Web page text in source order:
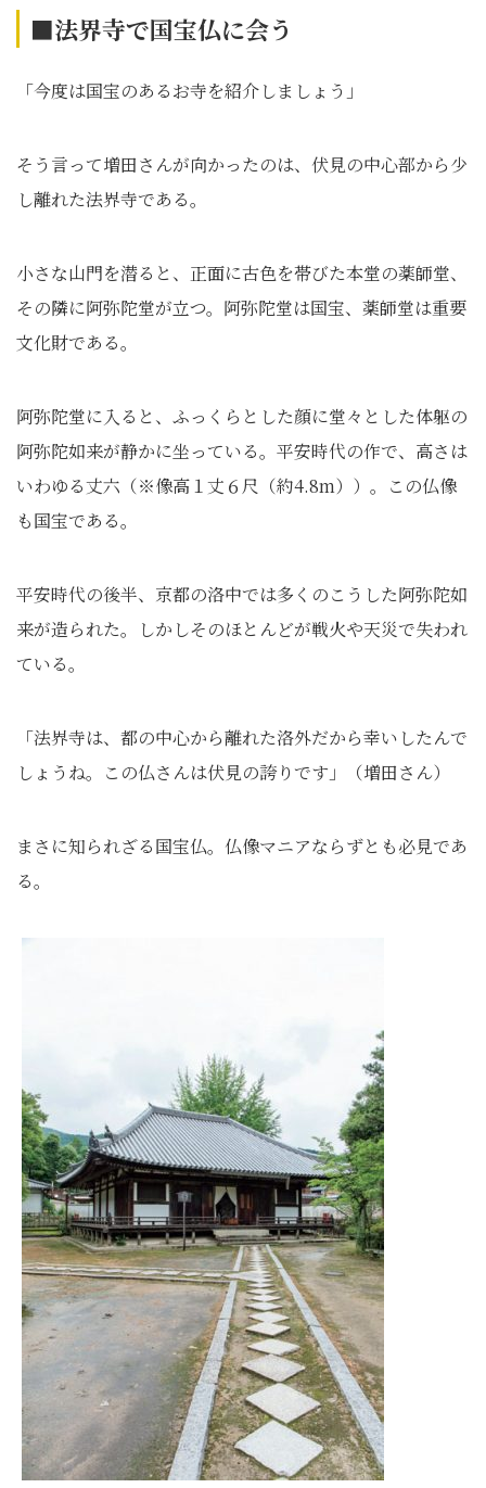
■法界寺で国宝仏に会う
「今度は国宝のあるお寺を紹介しましょう」
そう言って増田さんが向かったのは、伏見の中心部から少
し離れた法界寺である。
小さな山門を潜ると、正面に古色を帯びた本堂の薬師堂、
その隣に阿弥陀堂が立つ。阿弥陀堂は国宝、薬師堂は重要
文化財である。
阿弥陀堂に入ると、ふっくらとした顔に堂々とした体躯の
阿弥陀如来が静かに坐っている。平安時代の作で、高さは
いわゆる丈六（※像高１丈６尺（約4.8m））。この仏像
も国宝である。
平安時代の後半、京都の洛中では多くのこうした阿弥陀如
来が造られた。しかしそのほとんどが戦火や天災で失われ
ている。
「法界寺は、都の中心から離れた洛外だから幸いしたんで
しょうね。この仏さんは伏見の誇りです」（増田さん）
まさに知られざる国宝仏。仏像マニアならずとも必見であ
る。